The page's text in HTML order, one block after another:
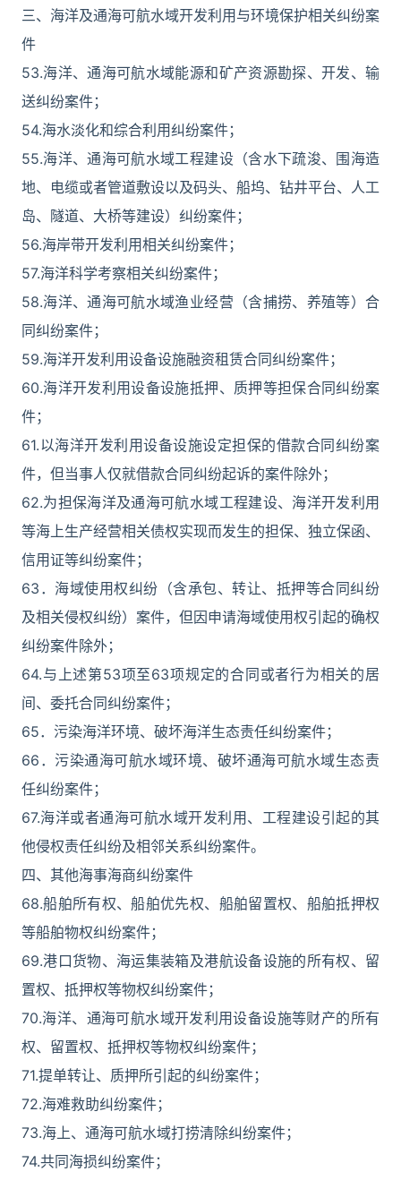
三、海洋及通海可航水域开发利用与环境保护相关纠纷案
件
53.海洋、通海可航水域能源和矿产资源勘探、开发、输
送纠纷案件；
54.海水淡化和综合利用纠纷案件；
55.海洋、通海可航水域工程建设（含水下疏浚、围海造
地、电缆或者管道敷设以及码头、船坞、钻井平台、人工
岛、隧道、大桥等建设）纠纷案件；
56.海岸带开发利用相关纠纷案件；
57.海洋科学考察相关纠纷案件；
58.海洋、通海可航水域渔业经营（含捕捞、养殖等）合
同纠纷案件；
59.海洋开发利用设备设施融资租赁合同纠纷案件；
60.海洋开发利用设备设施抵押、质押等担保合同纠纷案
件；
61.以海洋开发利用设备设施设定担保的借款合同纠纷案
件，但当事人仅就借款合同纠纷起诉的案件除外；
62.为担保海洋及通海可航水域工程建设、海洋开发利用
等海上生产经营相关债权实现而发生的担保、独立保函、
信用证等纠纷案件；
63．海域使用权纠纷（含承包、转让、抵押等合同纠纷
及相关侵权纠纷）案件，但因申请海域使用权引起的确权
纠纷案件除外；
64.与上述第53项至63项规定的合同或者行为相关的居
间、委托合同纠纷案件；
65．污染海洋环境、破坏海洋生态责任纠纷案件；
66．污染通海可航水域环境、破坏通海可航水域生态责
任纠纷案件；
67.海洋或者通海可航水域开发利用、工程建设引起的其
他侵权责任纠纷及相邻关系纠纷案件。
四、其他海事海商纠纷案件
68.船舶所有权、船舶优先权、船舶留置权、船舶抵押权
等船舶物权纠纷案件；
69.港口货物、海运集装箱及港航设备设施的所有权、留
置权、抵押权等物权纠纷案件；
70.海洋、通海可航水域开发利用设备设施等财产的所有
权、留置权、抵押权等物权纠纷案件；
71.提单转让、质押所引起的纠纷案件；
72.海难救助纠纷案件；
73.海上、通海可航水域打捞清除纠纷案件；
74.共同海损纠纷案件；